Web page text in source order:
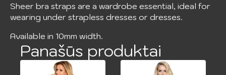
Sheer bra straps are a wardrobe essential, ideal for
wearing under strapless dresses or dresses.
Available in 10mm width.
Panašūs produktai